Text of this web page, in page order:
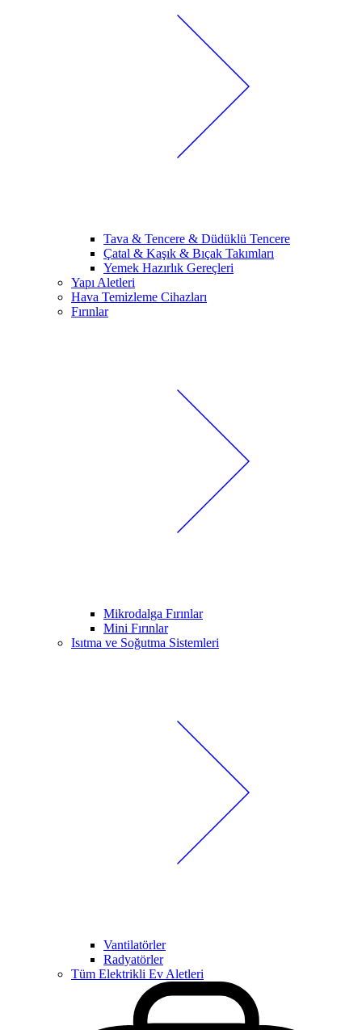
Tava & Tencere & Düdüklü Tencere
Çatal & Kaşık & Bıçak Takımları
Yemek Hazırlık Gereçleri
Yapı Aletleri
Hava Temizleme Cihazları
Fırınlar
Mikrodalga Fırınlar
Mini Fırınlar
Isıtma ve Soğutma Sistemleri
Vantilatörler
Radyatörler
Tüm Elektrikli Ev Aletleri